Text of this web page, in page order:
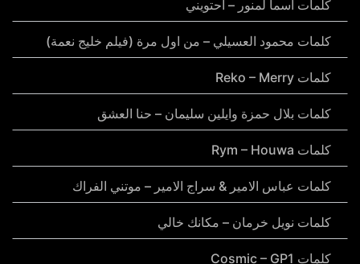
كلمات أسما لمنور – احتويني
كلمات محمود العسيلي – من اول مرة (فيلم خليج نعمة)
كلمات Reko – Merry
كلمات بلال حمزة وايلين سليمان – حنا العشق
كلمات Rym – Houwa
كلمات عباس الامير & سراج الامير – موتني الفراك
كلمات نويل خرمان – مكانك خالي
كلمات Cosmic – GP1